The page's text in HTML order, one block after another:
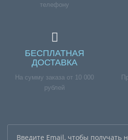
телефону
БЕСПЛАТНАЯ
ДОСТАВКА
На сумму заказа от 10 000
рублей